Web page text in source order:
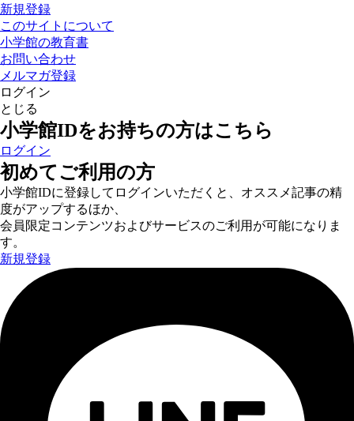
新規登録
このサイトについて
小学館の教育書
お問い合わせ
メルマガ登録
ログイン
とじる
小学館IDをお持ちの方はこちら
ログイン
初めてご利用の方
小学館IDに登録してログインいただくと、オススメ記事の精
度がアップするほか、
会員限定コンテンツおよびサービスのご利用が可能になりま
す。
新規登録